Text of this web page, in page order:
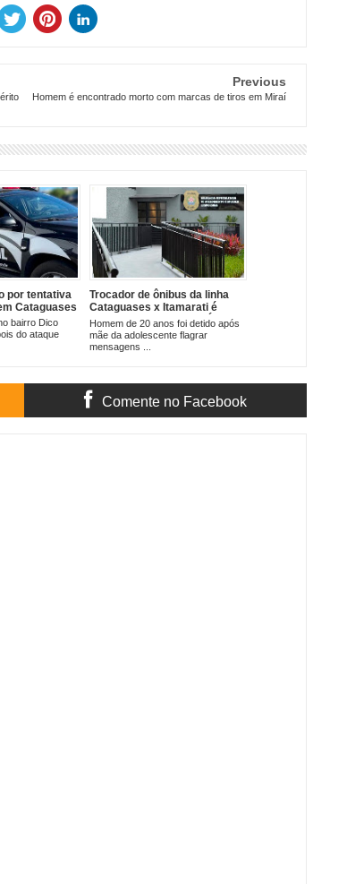
Previous
Homem é encontrado morto com marcas de tiros em Miraí
por tentativa
Cataguases
bairro Dico
do ataque
Trocador de ônibus da linha
Cataguases x Itamarati é
suspeito de enviar foto Íntima
para menina de 12 anos
Homem de 20 anos foi detido após
mãe da adolescente flagrar
mensagens ...
Comente no Facebook